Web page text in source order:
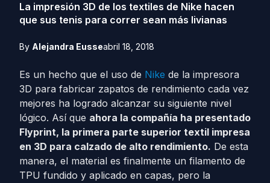
La impresión 3D de los textiles de Nike hacen
que sus tenis para correr sean más livianas
By Alejandra Eusseabril 18, 2018
Es un hecho que el uso de Nike de la impresora
3D para fabricar zapatos de rendimiento cada vez
mejores ha logrado alcanzar su siguiente nivel
lógico. Así que ahora la compañía ha presentado
Flyprint, la primera parte superior textil impresa
en 3D para calzado de alto rendimiento. De esta
manera, el material es finalmente un filamento de
TPU fundido y aplicado en capas, pero la